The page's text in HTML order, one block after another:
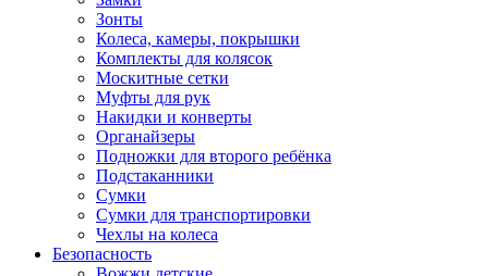
Зонты
Колеса, камеры, покрышки
Комплекты для колясок
Москитные сетки
Муфты для рук
Накидки и конверты
Органайзеры
Подножки для второго ребёнка
Подстаканники
Сумки
Сумки для транспортировки
Чехлы на колеса
Безопасность